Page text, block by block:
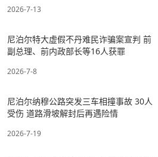
2026-7-13
尼泊尔特大虚假不丹难民诈骗案宣判 前
副总理、前内政部长等16人获罪
2026-7-8
尼泊尔纳穆公路突发三车相撞事故 30人
受伤 道路滑坡解封后再遇险情
2026-7-19